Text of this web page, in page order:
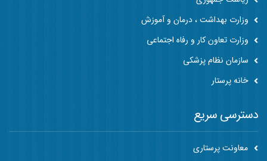
وزارت بهداشت ، درمان و آموزش
وزارت تعاون کار و رفاه اجتماعی
سازمان نظام پزشکی
خانه پرستار
دسترسی سریع
معاونت پرستاری